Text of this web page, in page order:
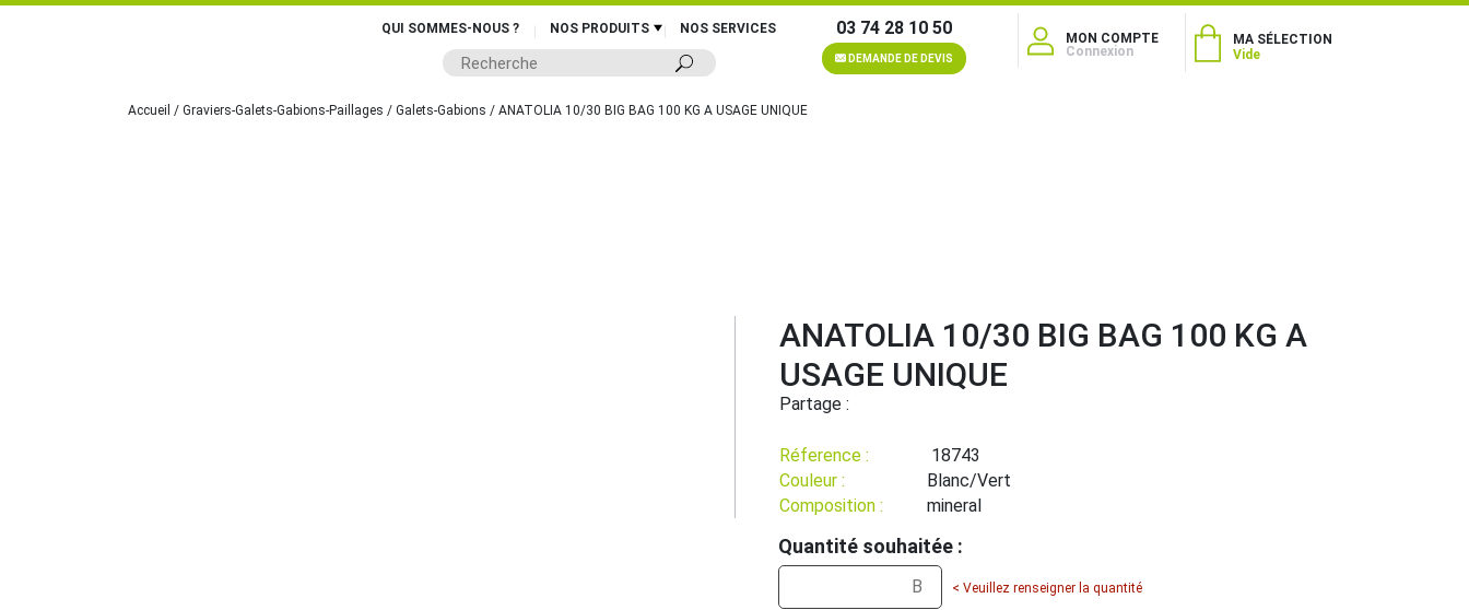
QUI SOMMES-NOUS ? NOS PRODUITS NOS SERVICES 03 74 28 10 50
DEMANDE DE DEVIS
MON COMPTE
Connexion
MA SÉLECTION
Vide
Accueil / Graviers-Galets-Gabions-Paillages / Galets-Gabions / ANATOLIA 10/30 BIG BAG 100 KG A USAGE UNIQUE
ANATOLIA 10/30 BIG BAG 100 KG A
USAGE UNIQUE
Partage :
Réference :
18743
Couleur :
Blanc/Vert
Composition :
mineral
Quantité souhaitée :
< Veuillez renseigner la quantité